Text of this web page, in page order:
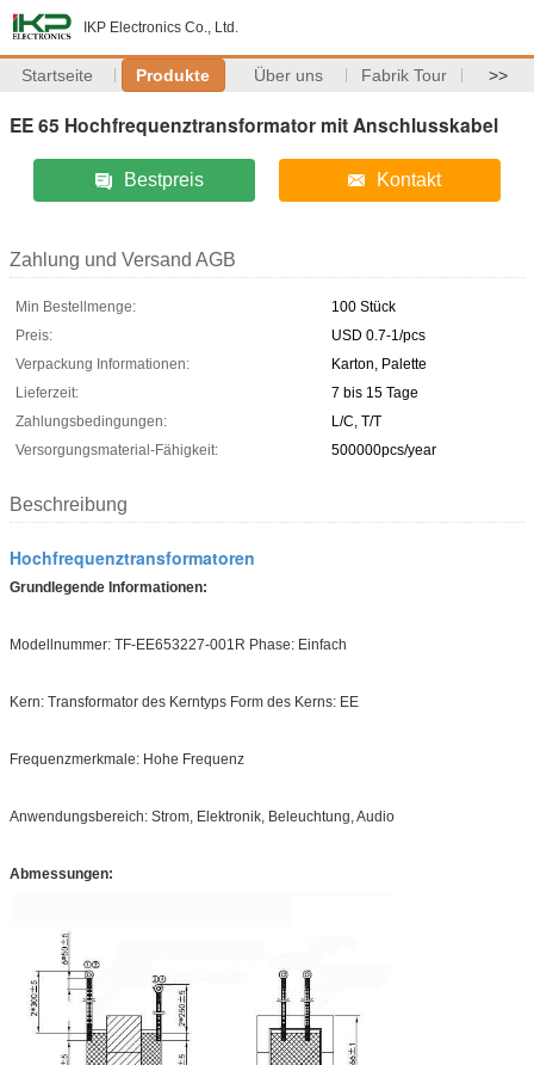
IKP Electronics Co., Ltd.
Startseite Produkte Über uns Fabrik Tour >>
EE 65 Hochfrequenztransformator mit Anschlusskabel
Bestpreis Kontakt
Zahlung und Versand AGB
Min Bestellmenge:
100 Stück
Preis:
USD 0.7-1/pcs
Verpackung Informationen:
Karton, Palette
Lieferzeit:
7 bis 15 Tage
Zahlungsbedingungen:
L/C, T/T
Versorgungsmaterial-Fähigkeit:
500000pcs/year
Beschreibung
Hochfrequenztransformatoren
Grundlegende Informationen:
Modellnummer: TF-EE653227-001R Phase: Einfach
Kern: Transformator des Kerntyps Form des Kerns: EE
Frequenzmerkmale: Hohe Frequenz
Anwendungsbereich: Strom, Elektronik, Beleuchtung, Audio
Abmessungen: